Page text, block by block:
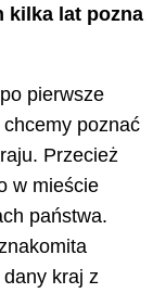
kilka lat pozna
pierwsze
poznać
Przecież
w mieście
państwa.
kraj z